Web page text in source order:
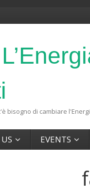
bisogno di cambiare
EVENTS